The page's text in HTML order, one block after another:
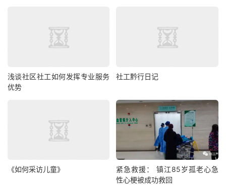
浅谈社区社工如何发挥专业服务
优势
社工黔行日记
《如何采访儿童》
紧急救援： 镇江85岁孤老心急
性心梗被成功救回